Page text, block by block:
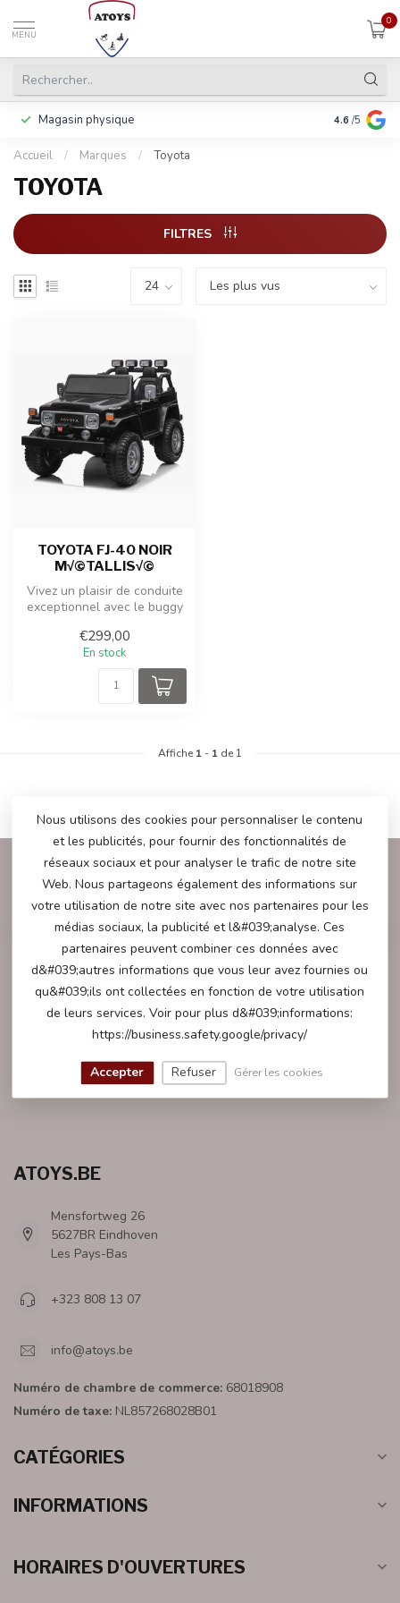
MENU
0
Magasin physique Y compris
4.6 /5
Accueil / Marques / Toyota
TOYOTA
FILTRES
TOYOTA FJ-40 NOIR
M√©TALLIS√©
Vivez un plaisir de conduite
exceptionnel avec le buggy
€299,00
En stock
Affiche 1 - 1 de 1
PLUS D'INFORMATIONS
Nous serons heureux de vous aider avec toutes vos questions.
SERVICE CLIENT
ABONNEZ-VOUS À NOTRE INFOLETTRE
Restez à jour avec nos dernières offres
ATOYS.BE
Mensfortweg 26
5627BR Eindhoven
Les Pays-Bas
+323 808 13 07
info@atoys.be
Numéro de chambre de commerce: 68018908
Numéro de taxe: NL857268028B01
CATÉGORIES
INFORMATIONS
HORAIRES D'OUVERTURES
Nous utilisons des cookies pour personnaliser le contenu
et les publicités, pour fournir des fonctionnalités de
réseaux sociaux et pour analyser le trafic de notre site
Web. Nous partageons également des informations sur
votre utilisation de notre site avec nos partenaires pour les
médias sociaux, la publicité et l&#039;analyse. Ces
partenaires peuvent combiner ces données avec
d&#039;autres informations que vous leur avez fournies ou
qu&#039;ils ont collectées en fonction de votre utilisation
de leurs services. Voir pour plus d&#039;informations:
https://business.safety.google/privacy/
Accepter Refuser Gérer les cookies